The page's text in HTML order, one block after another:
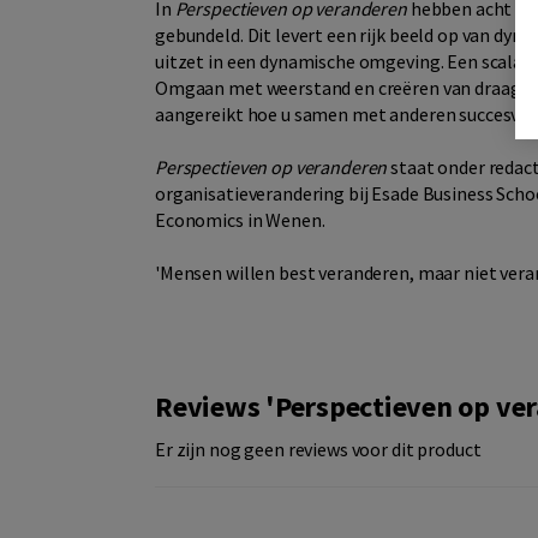
In Perspectieven op veranderenhebben acht
gebundeld. Dit levert een rijk beeld op van
uitzet in een dynamische omgeving. Een
Omgaan met weerstand en creëren van
aangereikt hoe u samen met anderen succesvol
Perspectieven op veranderenstaat onder
organisatieverandering bij Esade Business
Economics in Wenen.
'Mensen willen best veranderen, maar niet
Reviews 'Perspectieven op
Er zijn nog geen reviews voor dit product